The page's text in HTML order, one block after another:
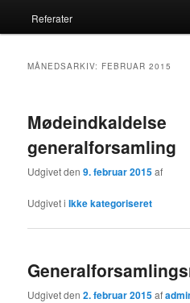
Referater
MÅNEDSARKIV: FEBRUAR 2015
Mødeindkaldelse
generalforsamling
Udgivet den9. februar 2015af
Udgivet i Ikke kategoriseret
Udgivet den2. februar 2015af